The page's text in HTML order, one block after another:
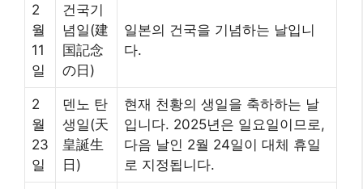
2
월
11
일
건국기
념일(建
国記念
の日)
일본의 건국을 기념하는 날입니
다.
2
월
23
일
덴노 탄
생일(天
皇誕生
日)
현재 천황의 생일을 축하하는 날
입니다. 2025년은 일요일이므로,
다음 날인 2월 24일이 대체 휴일
로 지정됩니다.